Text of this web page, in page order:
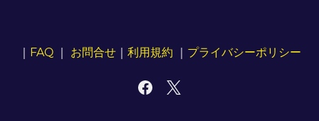
｜ FAQ｜ お問合せ｜ 利用規約 ｜ プライバシーポリシー